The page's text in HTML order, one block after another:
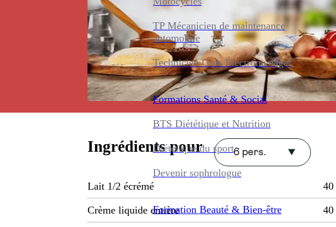
TP Mécanicien de maintenance
automobile
Technicien Gros Électroménager
Formations Santé & Social
BTS Diététique et Nutrition
Diététique du sport
Devenir sophrologue
Formation Beauté & Bien-être
Ingrédients pour 6 pers.
Lait 1/2 écrémé 40
Crème liquide entière 40